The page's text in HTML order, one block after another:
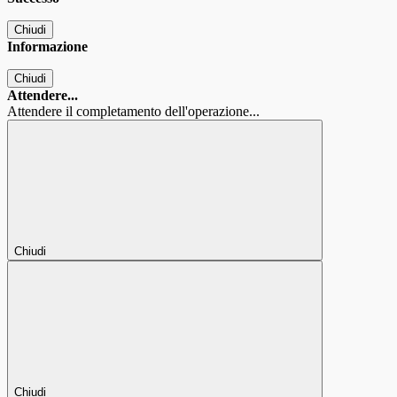
Chiudi
Informazione
Chiudi
Attendere...
Attendere il completamento dell'operazione...
Chiudi
Chiudi